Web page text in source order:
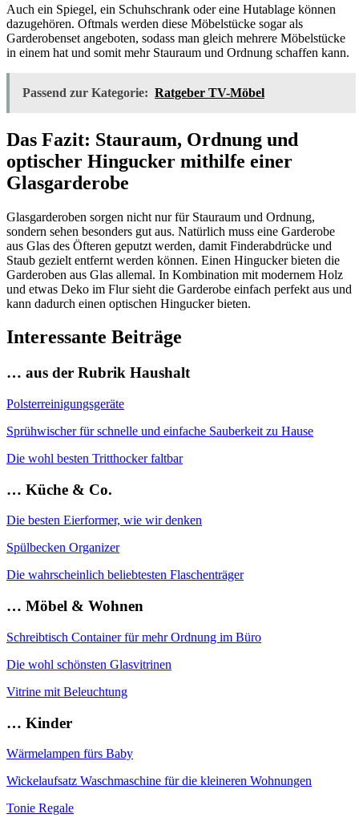
Auch ein Spiegel, ein Schuhschrank oder eine Hutablage können
dazugehören. Oftmals werden diese Möbelstücke sogar als
Garderobenset angeboten, sodass man gleich mehrere Möbelstücke
in einem hat und somit mehr Stauraum und Ordnung schaffen kann.
Passend zur Kategorie: Ratgeber TV-Möbel
Das Fazit: Stauraum, Ordnung und
optischer Hingucker mithilfe einer
Glasgarderobe
Glasgarderoben sorgen nicht nur für Stauraum und Ordnung,
sondern sehen besonders gut aus. Natürlich muss eine Garderobe
aus Glas des Öfteren geputzt werden, damit Finderabdrücke und
Staub gezielt entfernt werden können. Einen Hingucker bieten die
Garderoben aus Glas allemal. In Kombination mit modernem Holz
und etwas Deko im Flur sieht die Garderobe einfach perfekt aus und
kann dadurch einen optischen Hingucker bieten.
Interessante Beiträge
… aus der Rubrik Haushalt
Polsterreinigungsgeräte
Sprühwischer für schnelle und einfache Sauberkeit zu Hause
Die wohl besten Tritthocker faltbar
… Küche & Co.
Die besten Eierformer, wie wir denken
Spülbecken Organizer
Die wahrscheinlich beliebtesten Flaschenträger
… Möbel & Wohnen
Schreibtisch Container für mehr Ordnung im Büro
Die wohl schönsten Glasvitrinen
Vitrine mit Beleuchtung
… Kinder
Wärmelampen fürs Baby
Wickelaufsatz Waschmaschine für die kleineren Wohnungen
Tonie Regale